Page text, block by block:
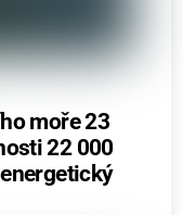
moře 23
22 000